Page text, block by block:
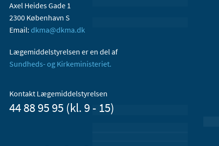
Axel Heides Gade 1
2300 København S
Email: dkma@dkma.dk
Lægemiddelstyrelsen er en del af
Sundheds- og Kirkeministeriet.
Kontakt Lægemiddelstyrelsen
44 88 95 95 (kl. 9 - 15)